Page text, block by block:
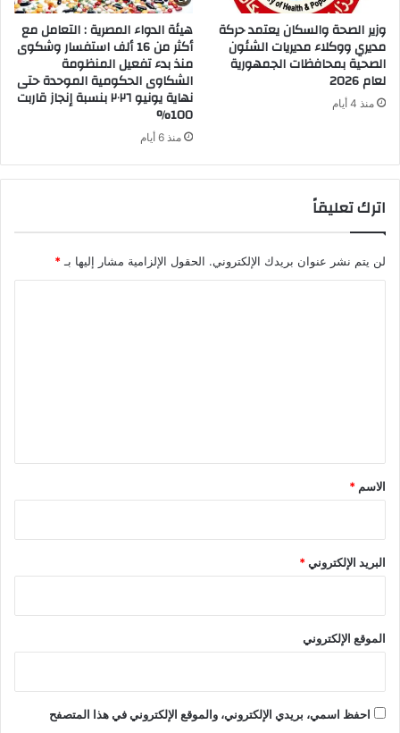
وزير الصحة والسكان يعتمد حركة
مديري ووكلاء مديريات الشئون
الصحية بمحافظات الجمهورية
لعام 2026
منذ 4 أيام
هيئة الدواء المصرية : التعامل مع
أكثر من 16 ألف استفسار وشكوى
منذ بدء تفعيل المنظومة
الشكاوى الحكومية الموحدة حتى
نهاية يونيو ٢٠٢٦ بنسبة إنجاز قاربت
100%
منذ 6 أيام
اترك تعليقاً
لن يتم نشر عنوان بريدك الإلكتروني. الحقول الإلزامية مشار إليها بـ*
*
الاسم *
البريد الإلكتروني*
الموقع الإلكتروني
احفظ اسمي، بريدي الإلكتروني، والموقع الإلكتروني في هذا المتصفح